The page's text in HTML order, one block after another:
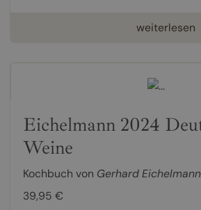
weiterlesen
Eichelmann 2024
Weine
Kochbuch von Gerhard Eichelmann
39,95 €